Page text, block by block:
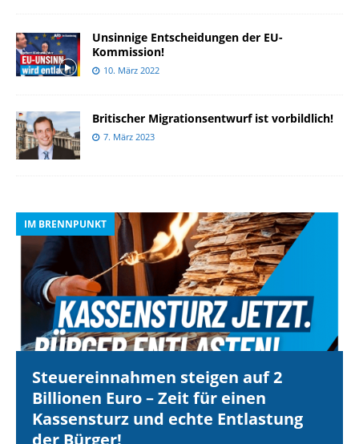
Unsinnige Entscheidungen der EU-
Kommission!
10. März 2022
Britischer Migrationsentwurf ist vorbildlich!
7. März 2023
IM BRENNPUNKT
Steuereinnahmen steigen auf 2
Billionen Euro – Zeit für einen
Kassensturz und echte Entlastung